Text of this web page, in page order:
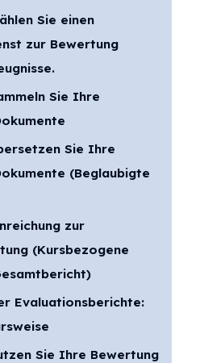
Sie einen
zur Bewertung
Sie Ihre
Sie Ihre
(Beglaubigte
zur
(Kursbezogene
Evaluationsberichte:
Sie Ihre Bewertung